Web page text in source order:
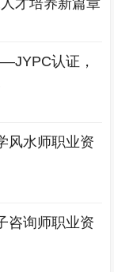
才培养新篇章
认证，
风水师职业资
咨询师职业资